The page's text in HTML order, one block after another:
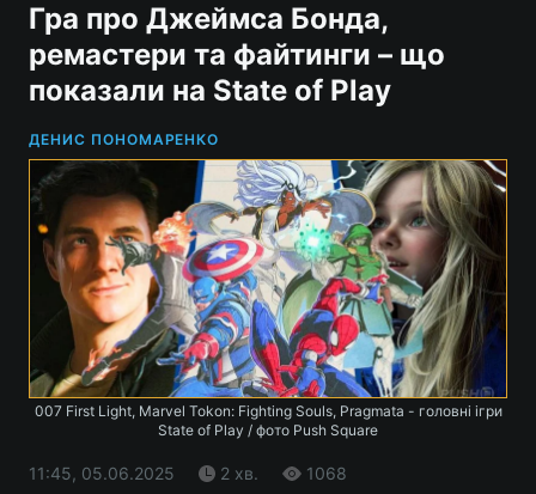
Гра про Джеймса Бонда,
ремастери та файтинги – що
показали на State of Play
ДЕНИС ПОНОМАРЕНКО
007 First Light, Marvel Tokon: Fighting Souls, Pragmata - головні ігри
State of Play / фото Push Square
11:45, 05.06.2025 2 хв. 1068